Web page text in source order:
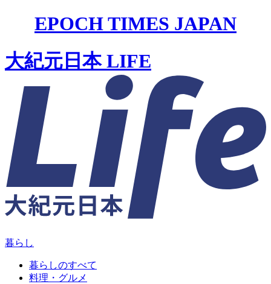
EPOCH TIMES JAPAN
大紀元日本 LIFE
暮らし
暮らしのすべて
料理・グルメ